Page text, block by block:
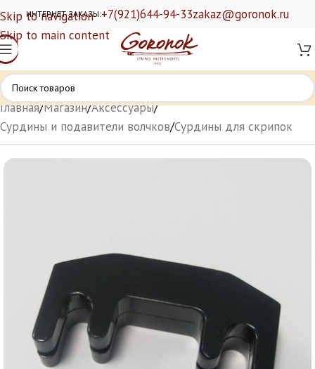
Skip to navigation
Skip to main content
ИНТЕРНЕТ ЗАКАЗЫ:+7(921)644-94-33zakaz@goronok.ru
Главная/Магазин/Аксессуары/
Сурдины и подавители волчков/Сурдины для скрипок